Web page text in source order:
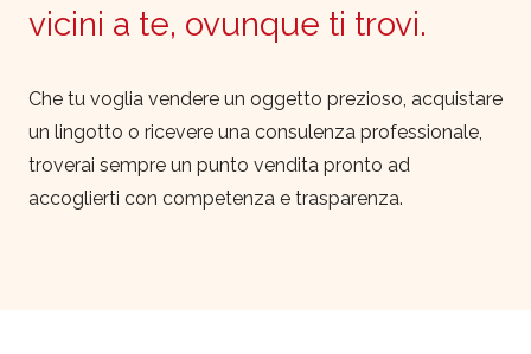
vicini a te, ovunque ti trovi.
Che tu voglia vendere un oggetto prezioso, acquistare
un lingotto o ricevere una consulenza professionale,
troverai sempre un punto vendita pronto ad
accoglierti con competenza e trasparenza.